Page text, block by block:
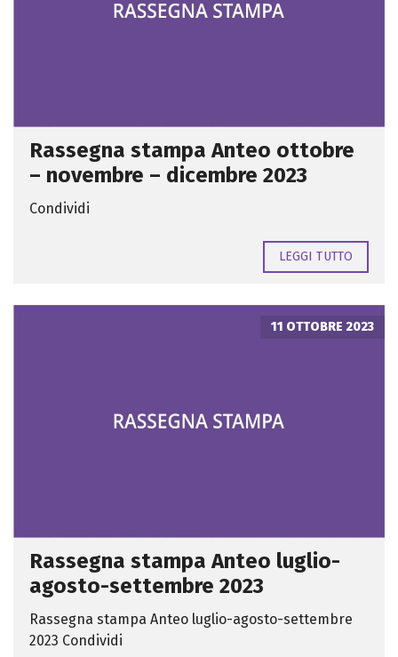
Rassegna stampa Anteo ottobre
– novembre – dicembre 2023
Condividi
LEGGI TUTTO
11 OTTOBRE 2023
Rassegna stampa Anteo luglio-
agosto-settembre 2023
Rassegna stampa Anteo luglio-agosto-settembre
2023 Condividi